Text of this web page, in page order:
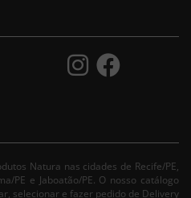
Natura nas cidades de Recife/PE,
PE e Jaboatão/PE. O nosso catálogo
selecionar e fazer pedido de Delivery